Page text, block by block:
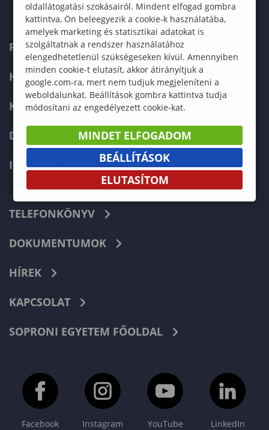
FELVÉTELIZŐKNEK
HALLGATÓKNAK
KÉPZÉSEK
DOKTORI ISKOLA
INTERNATIONAL
TELEFONKÖNYV
DOKUMENTUMOK
HÍREK
KAPCSOLAT
SOPRONI EGYETEM FŐOLDAL
Facebook Instagram YouTube LinkedIn
oldallátogatási szokásairól. Mindent elfogad gombra
kattintva, Ön beleegyezik a cookie-k használatába,
amelyek marketing és statisztikai adatokat is
szolgáltatnak a rendszer használatához
elengedhetetlenül szükségeseken kívül. Amennyiben
minden cookie-t elutasít, akkor átirányítjuk a
google.com-ra, mert nem tudjuk megjeleníteni a
weboldalunkat. Beállítások gombra kattintva tudja
módosítani az engedélyezett cookie-kat.
MINDET ELFOGADOM
BEÁLLÍTÁSOK
ELUTASÍTOM